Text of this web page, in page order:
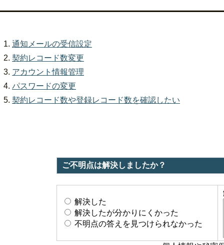
通知メールの受信設定
契約レコード数変更
アカウント情報管理
パスワードの変更
契約レコード数や登録レコード数を確認したい